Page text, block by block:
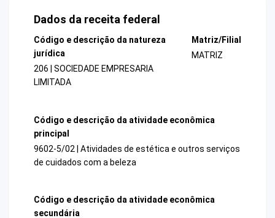
Dados da receita federal
Código e descrição da natureza
jurídica
206 | SOCIEDADE EMPRESARIA
LIMITADA
Matriz/Filial
MATRIZ
Código e descrição da atividade econômica
principal
9602-5/02 | Atividades de estética e outros serviços
de cuidados com a beleza
Código e descrição da atividade econômica
secundária